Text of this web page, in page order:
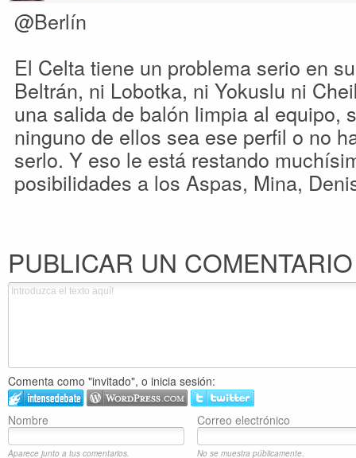
@Berlín
El Celta tiene un problema serio en
Beltrán, ni Lobotka, ni Yokuslu ni
una salida de balón limpia al equipo,
ninguno de ellos sea ese perfil o no
serlo. Y eso le está restando
posibilidades a los Aspas, Mina,
PUBLICAR UN
Comenta como "invitado", o inicia sesión:
Nombre Correo electrónico
Aparece junto a tus comentarios. No se muestra públicamente.